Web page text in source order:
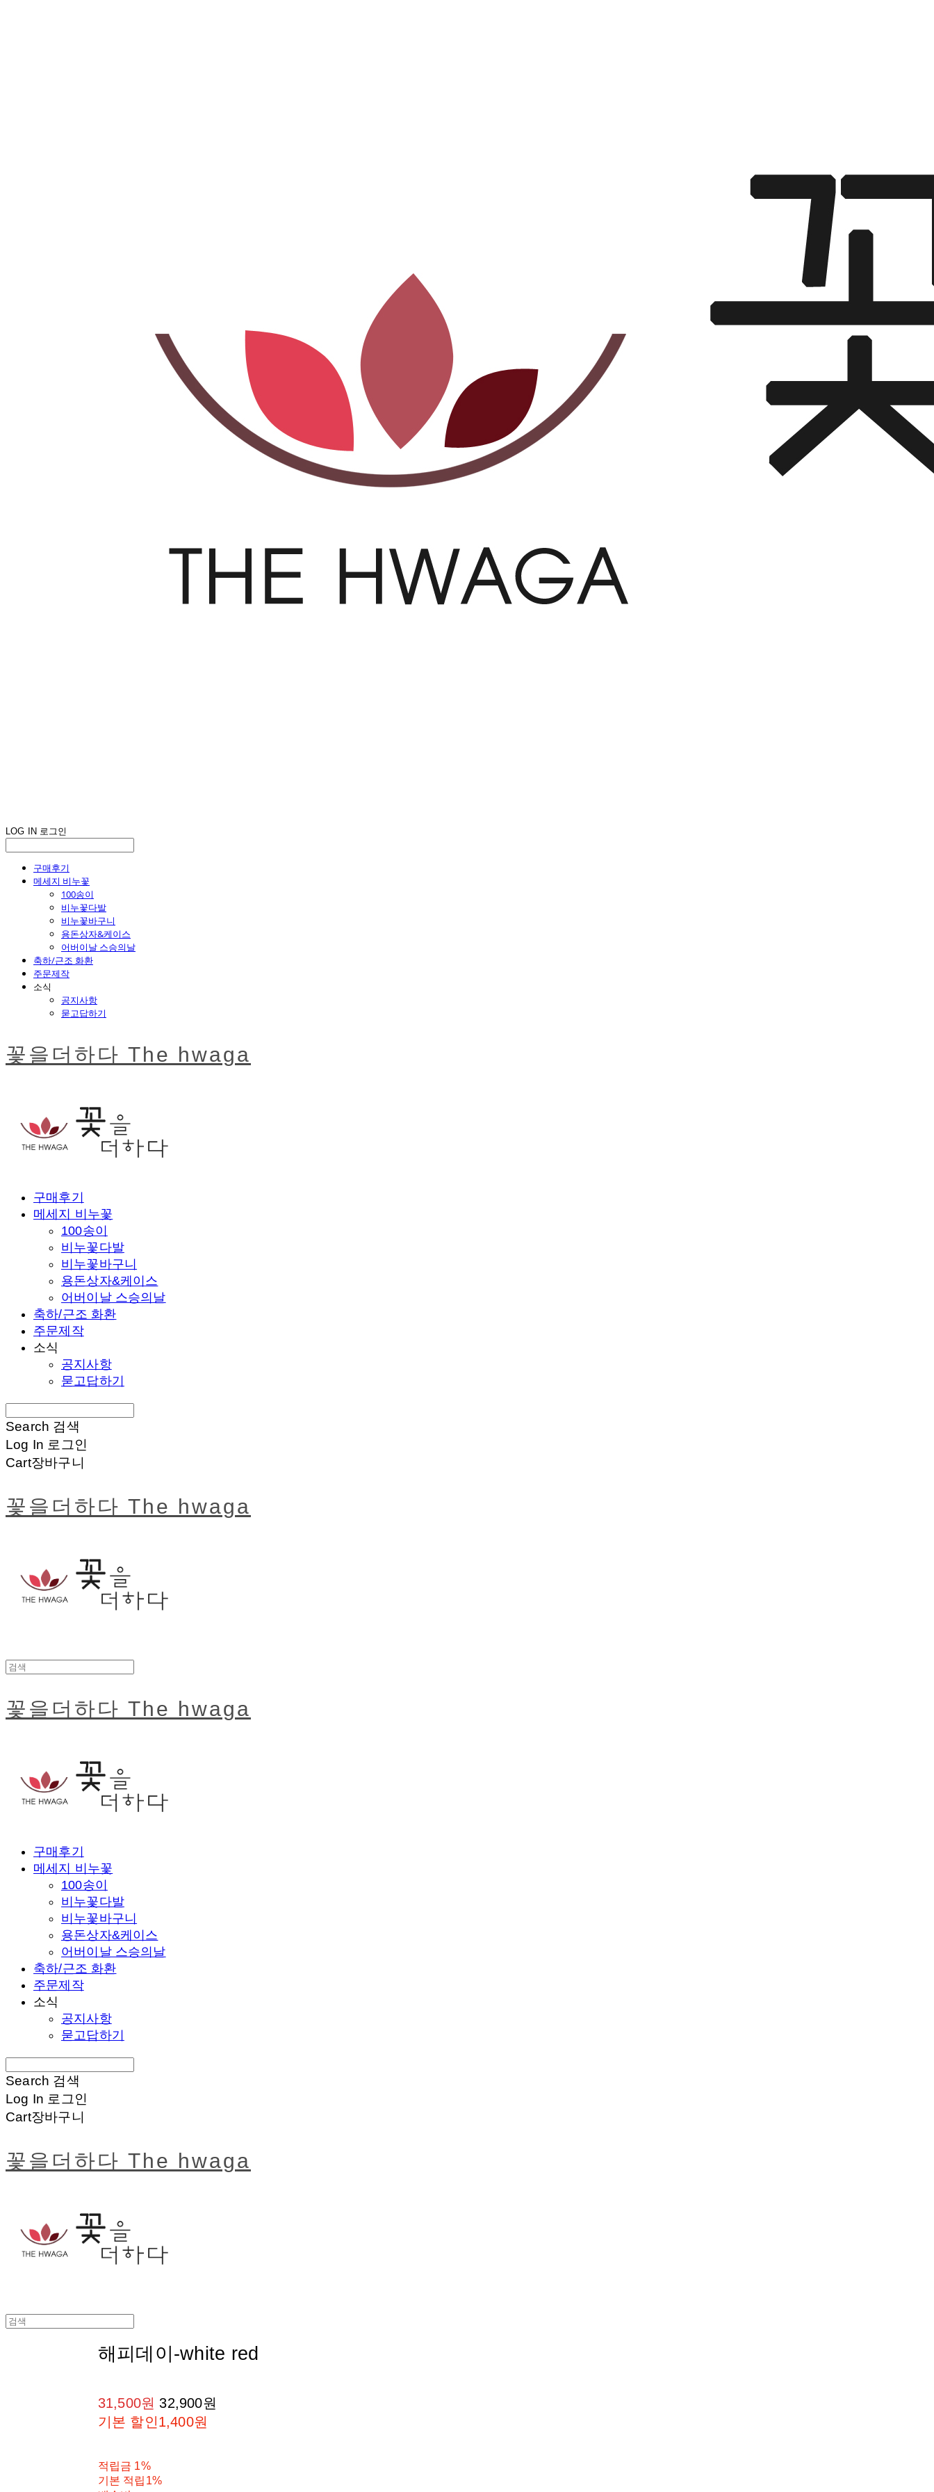
LOG IN 로그인
구매후기
메세지 비누꽃
100송이
비누꽃다발
비누꽃바구니
용돈상자&케이스
어버이날 스승의날
축하/근조 화환
주문제작
소식
공지사항
묻고답하기
꽃을더하다 The hwaga
구매후기
메세지 비누꽃
100송이
비누꽃다발
비누꽃바구니
용돈상자&케이스
어버이날 스승의날
축하/근조 화환
주문제작
소식
공지사항
묻고답하기
Search 검색
Log In 로그인
Cart장바구니
꽃을더하다 The hwaga
꽃을더하다 The hwaga
구매후기
메세지 비누꽃
100송이
비누꽃다발
비누꽃바구니
용돈상자&케이스
어버이날 스승의날
축하/근조 화환
주문제작
소식
공지사항
묻고답하기
Search 검색
Log In 로그인
Cart장바구니
꽃을더하다 The hwaga
해피데이-white red
31,500원32,900원
기본 할인1,400원
적립금 1%
기본 적립 1%